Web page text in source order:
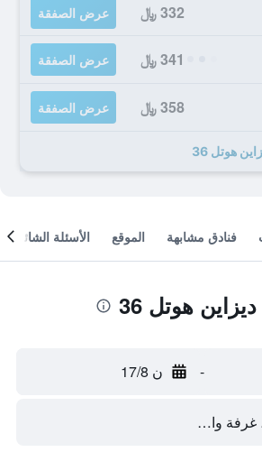
332 ﷼ عرض الصفقة
341 ﷼ عرض الصفقة
358 ﷼ عرض الصفقة
فنادق مشابهة الموقع الأسئلة الشائعة
هوتل 36
- ن 17/8